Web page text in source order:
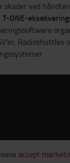
skader ved
ONE-
Radioshuttles
accept